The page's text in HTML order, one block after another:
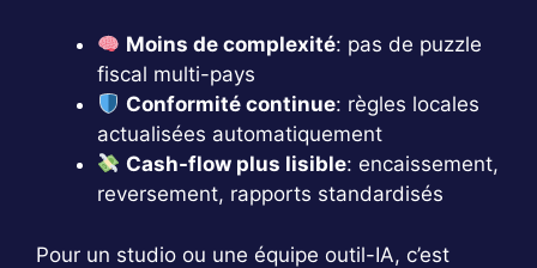
Moins de complexité: pas de puzzle
fiscal multi-pays
Conformité continue: règles locales
actualisées automatiquement
Cash-flow plus lisible: encaissement,
reversement, rapports standardisés
Pour un studio ou une équipe outil-IA, c’est